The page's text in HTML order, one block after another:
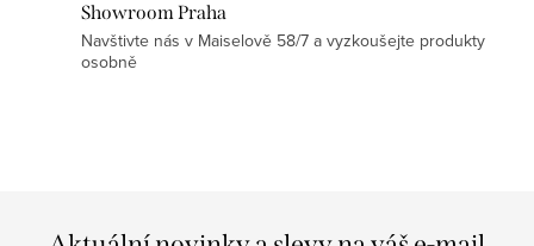
Showroom Praha
Navštivte nás v Maiselově 58/7 a vyzkoušejte produkty
osobně